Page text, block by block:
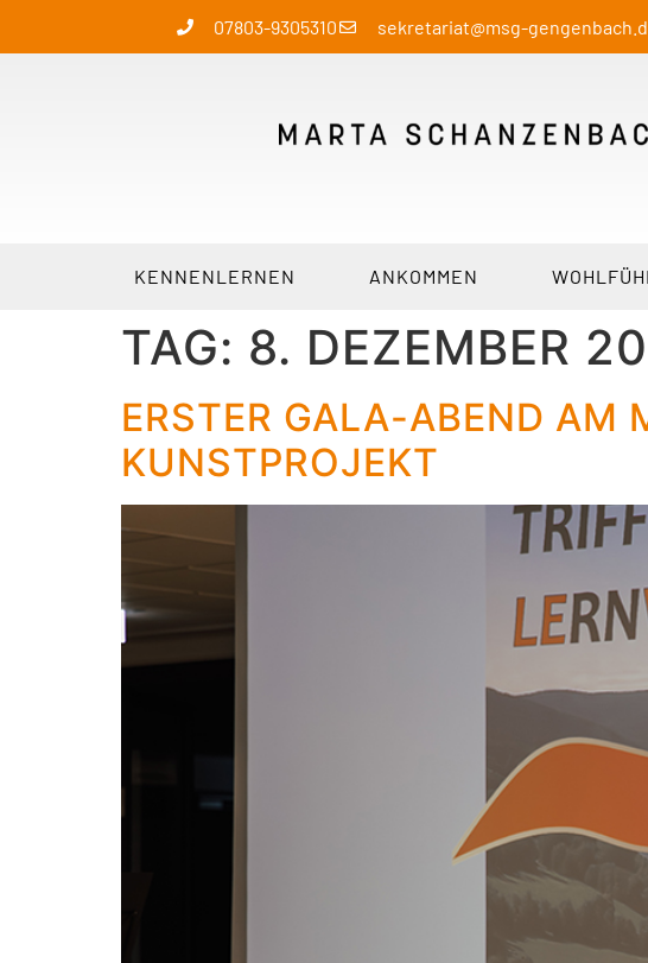
07803-9305310 sekretariat@msg-
KENNENLERNEN ANKOMMEN
TAG: 8. DEZEMBER
ERSTER GALA-ABEND AM
KUNSTPROJEKT